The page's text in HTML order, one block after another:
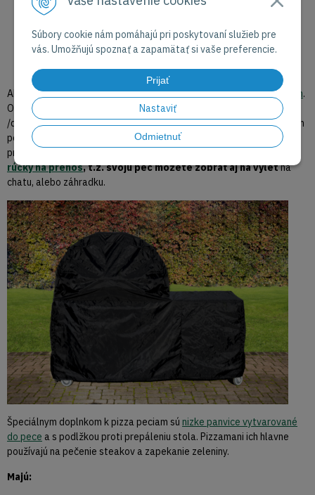
Súbory cookie nám pomáhajú pri poskytovaní služieb pre
vás. Umožňujú spoznať a zapamätať si vaše preferencie.
Prijať
Nastaviť
Odmietnuť
Ak chcete aby vaša pec dlho vydržala určitepouvažujte nad obalom.
Obal chráni hlavne vnútro pece pred prachom, ale aj elektroniku
/digitány teplomar/ pred vlhkosťou. Plus pec bude vyzerať po rokoch
používania ako nová. Testovali sme aj pec bez obalu, prežila bez
problémov zimu aj leto.
rúčky na prenos, t.z. svoju pec môžete zobrať aj na výletna
chatu, alebo záhradku.
Špeciálnym doplnkom k pizza peciam sú nizke panvice vytvarované
do pece a s podlžkou proti prepáleniu stola. Pizzamani ich hlavne
používajú na pečenie steakov a zapekanie zeleniny.
Majú: